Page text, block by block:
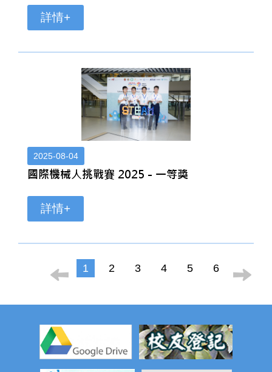
詳情+
2025-08-04
國際機械人挑戰賽 2025 - 一等獎
詳情+
1 2 3 4 5 6